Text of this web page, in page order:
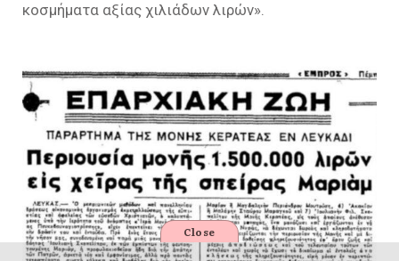
κοσμήματα αξίας χιλιάδων λιρών».
Close